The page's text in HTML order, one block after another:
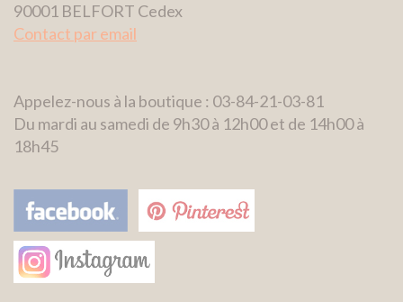
90001 BELFORT Cedex
Contact par email
Appelez-nous à la boutique : 03-84-21-03-81
Du mardi au samedi de 9h30 à 12h00 et de 14h00 à
18h45